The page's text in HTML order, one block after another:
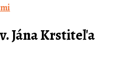
Jána Krstiteľa